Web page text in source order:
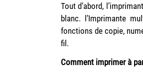
Tout d’abord,
blanc. l’Imprimante
fonctions de copie,
fil.
Comment imprimer à